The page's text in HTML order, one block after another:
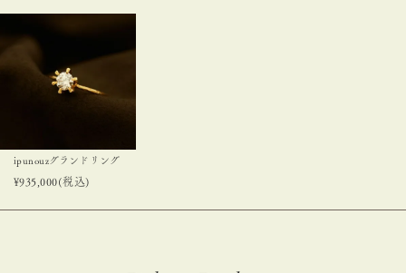
ipunouzグランドリング
¥935,000(税込)